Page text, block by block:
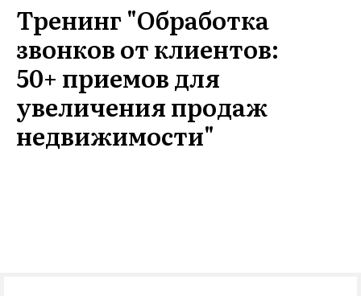
Тренинг "Обработка
звонков от клиентов:
50+ приемов для
увеличения продаж
недвижимости"